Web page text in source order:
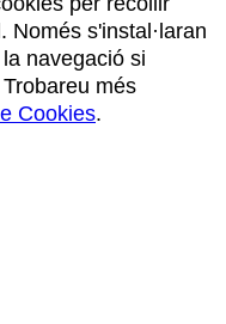
Només s'instal·laran
navegació si
més
Cookies.